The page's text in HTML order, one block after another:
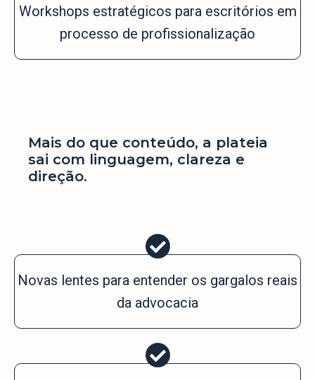
Workshops estratégicos para escritórios em
processo de profissionalização
Mais do que conteúdo, a plateia
sai com linguagem, clareza e
direção.
Novas lentes para entender os gargalos reais
da advocacia